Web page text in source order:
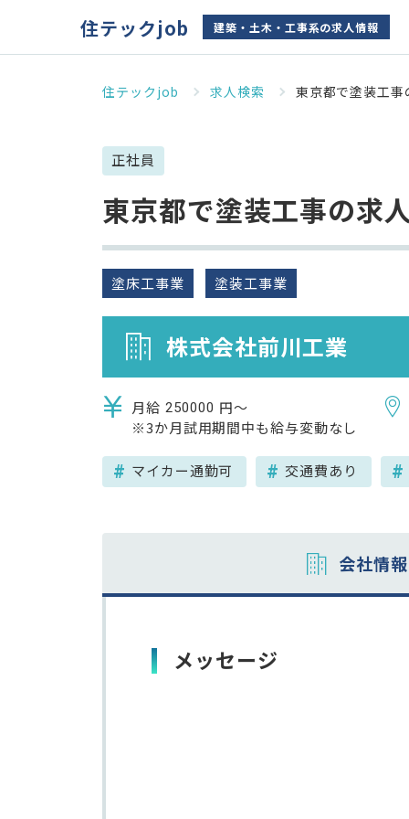
住テックjob 建築・土木・工事系の求人情報
住テックjob 求人検索 東京都で塗装工
正社員
東京都で塗装工事の求
塗床工事業 塗装工事業
株式会社前川工業
月給 250000 円～
※3か月試用期間中も給与変動なし
マイカー通勤可 交通費あり
会社情報
メッセージ